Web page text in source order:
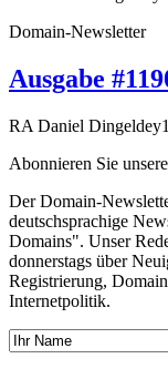
Domain-Newsletter
Ausgabe
RA Daniel Dingeldey
Abonnieren Sie
Der Domain-
deutschsprachige
Domains". Unser
donnerstags über
Registrierung,
Internetpolitik.